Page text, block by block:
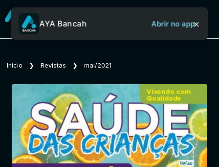
Sobre o Aya Bancah
Início
Revistas
AYA Bancah Abrir no app×
Início ❯ Revistas ❯ mai/2021